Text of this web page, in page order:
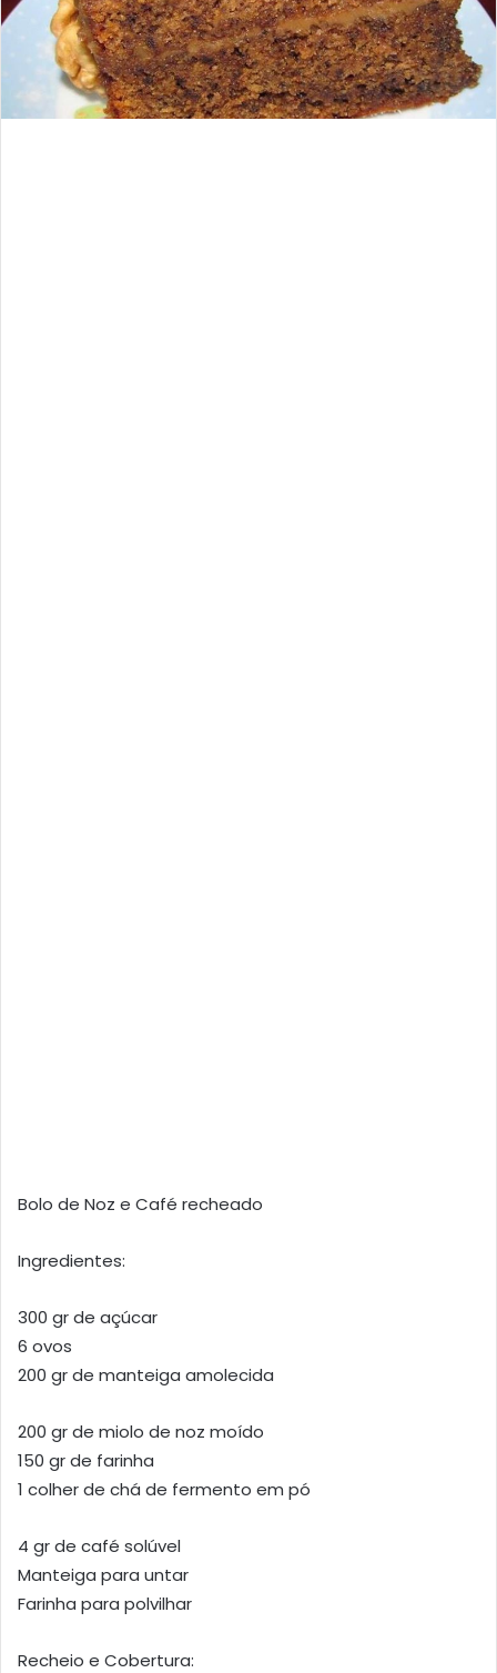
Bolo de Noz e Café recheado
Ingredientes:
300 gr de açúcar
6 ovos
200 gr de manteiga amolecida
200 gr de miolo de noz moído
150 gr de farinha
1 colher de chá de fermento em pó
4 gr de café solúvel
Manteiga para untar
Farinha para polvilhar
Recheio e Cobertura: